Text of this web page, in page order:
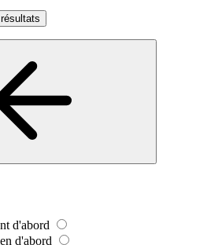
d'abord
d'abord